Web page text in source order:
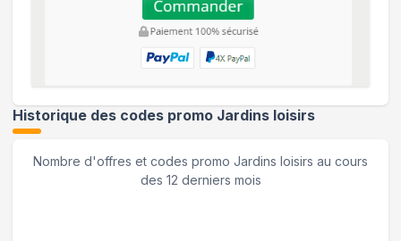
Historique des codes promo Jardins loisirs
Nombre d'offres et codes promo Jardins loisirs au cours
des 12 derniers mois